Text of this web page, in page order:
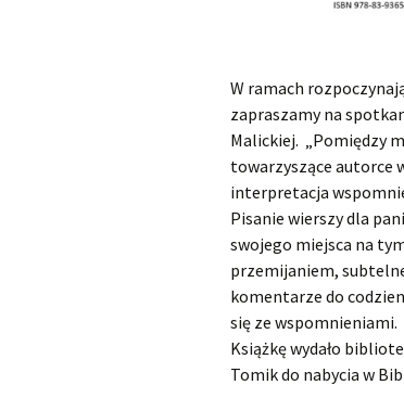
W ramach
zapraszamy na
Malickiej. „Pomiędzy
towarzyszące autorce
interpretacja
Pisanie wierszy dla
swojego miejsca na
przemijaniem,
komentarze do
się ze wspomnieniami.
Książkę wydało
Tomik do nabycia w